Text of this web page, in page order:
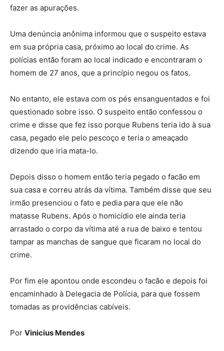
fazer as apurações.
Uma denúncia anônima informou que o suspeito estava
em sua própria casa, próximo ao local do crime. As
polícias então foram ao local indicado e encontraram o
homem de 27 anos, que a princípio negou os fatos.
No entanto, ele estava com os pés ensanguentados e foi
questionado sobre isso. O suspeito então confessou o
crime e disse que fez isso porque Rubens teria ido à sua
casa, pegado ele pelo pescoço e teria o ameaçado
dizendo que iria mata-lo.
Depois disso o homem então teria pegado o facão em
sua casa e correu atrás da vítima. Também disse que seu
irmão presenciou o fato e pedia para que ele não
matasse Rubens. Após o homicídio ele ainda teria
arrastado o corpo da vítima até a rua de baixo e tentou
tampar as manchas de sangue que ficaram no local do
crime.
Por fim ele apontou onde escondeu o facão e depois foi
encaminhado à Delegacia de Polícia, para que fossem
tomadas as providências cabíveis.
Por Vinicius Mendes